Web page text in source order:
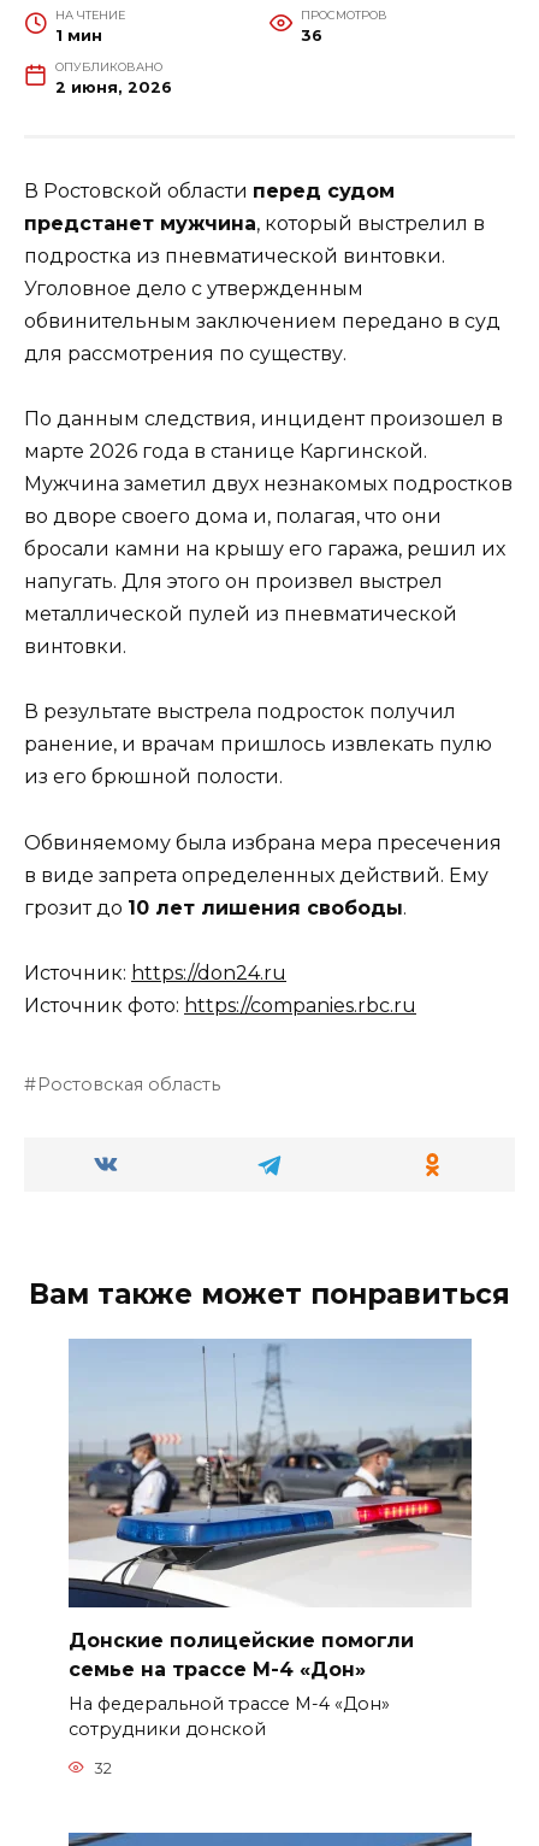
НА ЧТЕНИЕ
1 мин
ПРОСМОТРОВ
36
ОПУБЛИКОВАНО
2 июня, 2026
В Ростовской области перед судом
предстанет мужчина, который выстрелил в
подростка из пневматической винтовки.
Уголовное дело с утвержденным
обвинительным заключением передано в суд
для рассмотрения по существу.
По данным следствия, инцидент произошел в
марте 2026 года в станице Каргинской.
Мужчина заметил двух незнакомых подростков
во дворе своего дома и, полагая, что они
бросали камни на крышу его гаража, решил их
напугать. Для этого он произвел выстрел
металлической пулей из пневматической
винтовки.
В результате выстрела подросток получил
ранение, и врачам пришлось извлекать пулю
из его брюшной полости.
Обвиняемому была избрана мера пресечения
в виде запрета определенных действий. Ему
грозит до 10 лет лишения свободы.
Источник: https://don24.ru
Источник фото: https://companies.rbc.ru
Ростовская область
Вам также может понравиться
Донские полицейские помогли
семье на трассе М-4 «Дон»
На федеральной трассе М-4 «Дон»
сотрудники донской
32